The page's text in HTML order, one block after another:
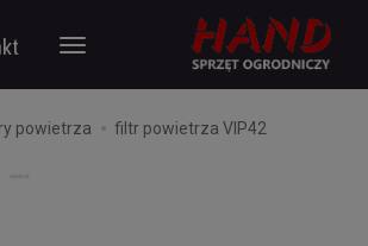
powietrza filtr powietrza VIP42